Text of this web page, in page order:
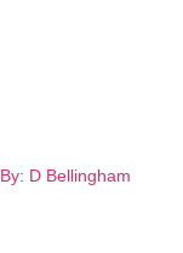
By: D Bellingham